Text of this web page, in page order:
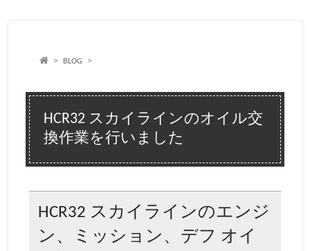
BLOG
HCR32 スカイラインのオイル交
換作業を行いました
HCR32 スカイラインのエンジ
ン、ミッション、デフ オイ